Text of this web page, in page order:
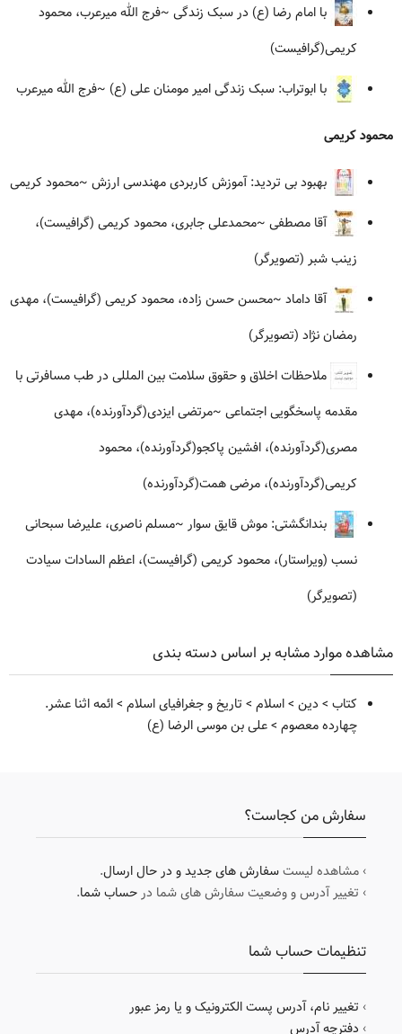
با امام رضا (ع) در سبک زندگی ~فرج الله میرعرب، محمود
کریمی(گرافیست)
با ابوتراب: سبک زندگی امیر مومنان علی (ع) ~فرج الله میرعرب
محمود کریمی
بهبود بی تردید: آموزش کاربردی مهندسی ارزش ~محمود کریمی
آقا مصطفی ~محمدعلی جابری، محمود کریمی (گرافیست)،
زینب شبر (تصویرگر)
آقا داماد ~محسن حسن زاده، محمود کریمی (گرافیست)، مهدی
رمضان نژاد (تصویرگر)
ملاحظات اخلاق و حقوق سلامت بین المللی در طب مسافرتی با
مقدمه پاسخگویی اجتماعی ~مرتضی ایزدی(گردآورنده)، مهدی
مصری(گردآورنده)، افشین پاکجو(گردآورنده)، محمود
کریمی(گردآورنده)، مرضی همت(گردآورنده)
بندانگشتی: موش قایق سوار ~مسلم ناصری، علیرضا سبحانی
نسب (ویراستار)، محمود کریمی (گرافیست)، اعظم السادات سیادت
(تصویرگر)
مشاهده موارد مشابه بر اساس دسته بندی
کتاب > دین >اسلام > تاریخ و جغرافیای اسلام >ائمه اثنا عشر.
چهارده معصوم >علی بن موسی الرضا (ع)
سفارش من کجاست؟
› مشاهده لیستسفارش های جدید و در حال ارسال.
› تغییر آدرس و وضعیت سفارش های شما درحساب شما.
تنظیمات حساب شما
› تغییر نام، آدرس پست الکترونیک و یا رمز عبور
› دفترچه آدرس